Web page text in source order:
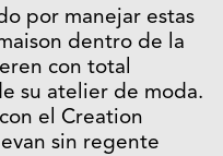
por manejar estas
dentro de la
con total
su atelier de moda.
el Creation
sin regente